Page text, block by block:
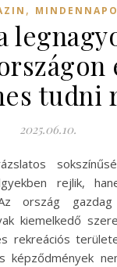
,
tudni
2025.06.10.
rejlik,
ország gazdag
kiemelkedő
rekreációs
képződmények